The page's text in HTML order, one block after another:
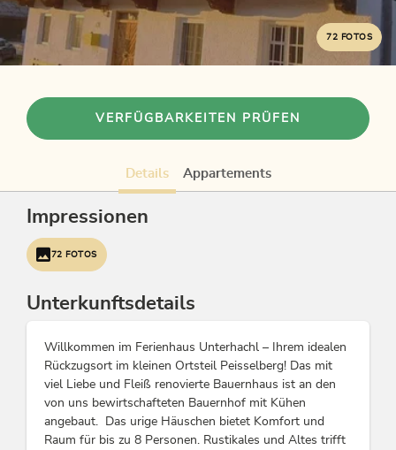
72 FOTOS
VERFÜGBARKEITEN PRÜFEN
Details Appartements
Impressionen
72 FOTOS
Unterkunftsdetails
Willkommen im Ferienhaus Unterhachl – Ihrem idealen
Rückzugsort im kleinen Ortsteil Peisselberg! Das mit
viel Liebe und Fleiß renovierte Bauernhaus ist an den
von uns bewirtschafteten Bauernhof mit Kühen
angebaut. Das urige Häuschen bietet Komfort und
Raum für bis zu 8 Personen. Rustikales und Altes trifft